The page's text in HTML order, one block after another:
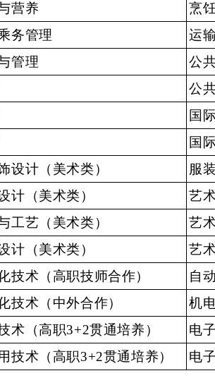
营养
烹
务管理
运
管理
公
公
国
国
设计（美术类）
服
计（美术类）
艺
工艺（美术类）
艺
计（美术类）
艺
技术 （高职技师合作）
自
技术 （中外合作）
机
术（高职3+2贯通培养）
电
技术（高职3+2贯通培养） 电